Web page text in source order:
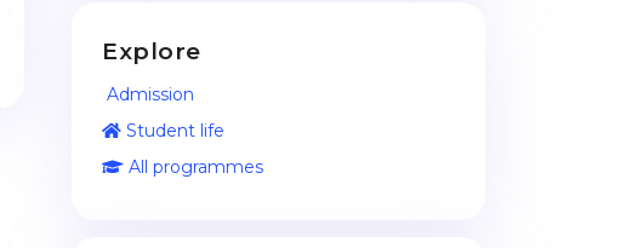
Explore
Admission
Student life
All programmes